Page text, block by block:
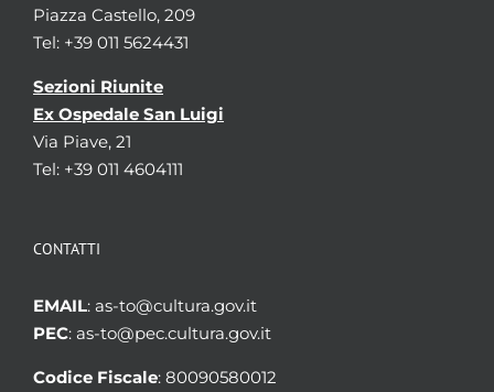
Piazza Castello, 209
Tel: +39 011 5624431
Sezioni Riunite
Ex Ospedale San Luigi
Via Piave, 21
Tel: +39 011 4604111
CONTATTI
EMAIL: as-to@cultura.gov.it
PEC: as-to@pec.cultura.gov.it
Codice Fiscale: 80090580012